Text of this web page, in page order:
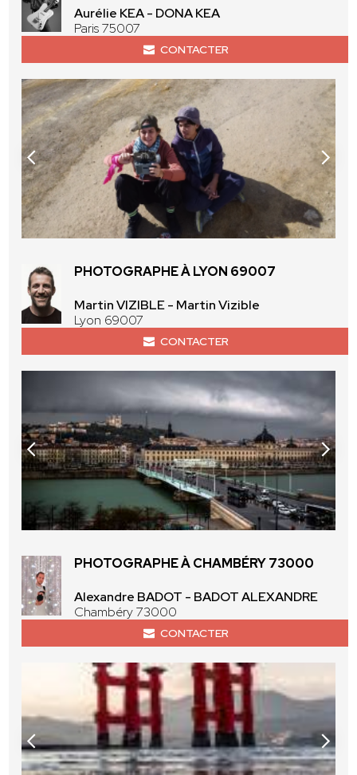
Aurélie KEA - DONA KEA
Paris 75007
CONTACTER
PHOTOGRAPHE À LYON 69007
Martin VIZIBLE - Martin Vizible
Lyon 69007
CONTACTER
PHOTOGRAPHE À CHAMBÉRY 73000
Alexandre BADOT - BADOT ALEXANDRE
Chambéry 73000
CONTACTER